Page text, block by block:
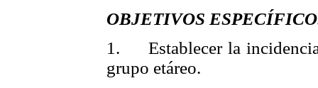
OBJETIVOS
1. Establecer la incidencia
grupo etáreo.